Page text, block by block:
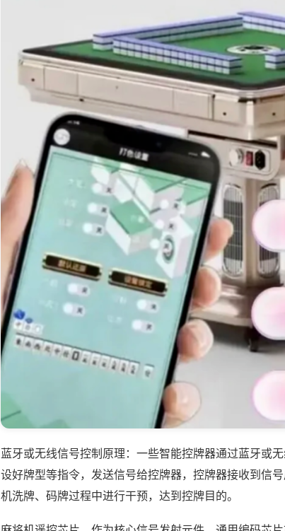
蓝牙或无线信号控制原理：一些智能控牌器通过蓝牙或
设好牌型等指令，发送信号给控牌器，控牌器接收到信
机洗牌、码牌过程中进行干预，达到控牌目的。